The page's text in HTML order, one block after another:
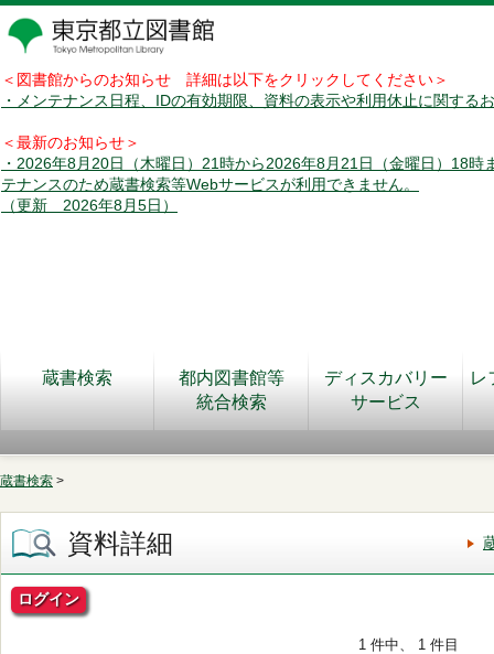
＜図書館からのお知らせ 詳細は以下をクリックしてください＞
・メンテナンス日程、IDの有効期限、資料の表示や利用休止に関する
＜最新のお知らせ＞
・2026年8月20日（木曜日）21時から2026年8月21日（金曜日）18時
テナンスのため蔵書検索等Webサービスが利用できません。
（更新 2026年8月5日）
蔵書検索
都内図書館等
統合検索
ディスカバリー
サービス
レ
蔵書検索 >
資料詳細
ログイン
1 件中、 1 件目